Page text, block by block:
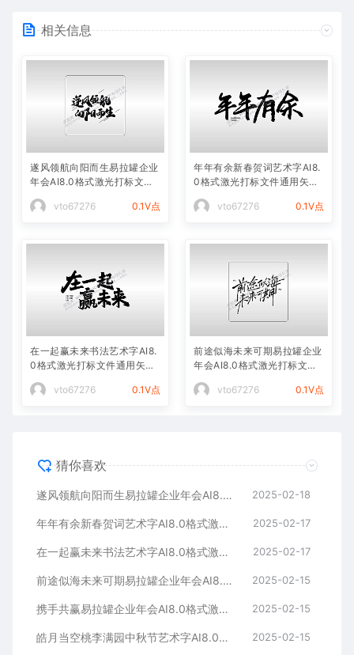
相关信息
遂风领航向阳而生易拉罐企业
年会AI8.0格式激光打标文件
vto67276
0.1V点
年年有余新春贺词艺术字AI8.
0格式激光打标文件通用矢量
vto67276
0.1V点
在一起赢未来书法艺术字AI8.
0格式激光打标文件通用矢量
vto67276
0.1V点
前途似海未来可期易拉罐企业
年会AI8.0格式激光打标文件
vto67276
0.1V点
猜你喜欢
遂风领航向阳而生易拉罐企业年会AI8.0格式激光打标文件通用矢量图 2025-02-18
年年有余新春贺词艺术字AI8.0格式激光打标文件通用矢量图 2025-02-17
在一起赢未来书法艺术字AI8.0格式激光打标文件通用矢量图 2025-02-17
前途似海未来可期易拉罐企业年会AI8.0格式激光打标文件通用矢量图 2025-02-15
携手共赢易拉罐企业年会AI8.0格式激光打标文件通用矢量图 2025-02-15
皓月当空桃李满园中秋节艺术字AI8.0格式激光打标文件通用矢量图 2025-02-15